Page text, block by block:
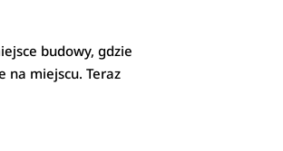
budowy, gdzie
na miejscu. Teraz